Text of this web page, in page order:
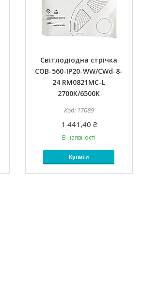
Світлодіодна стрічка
COB-560-IP20-WW/CWd-8-
24 RM0821MC-L
2700K/6500K
17089
1 441,40 ₴
В наявності
Купити